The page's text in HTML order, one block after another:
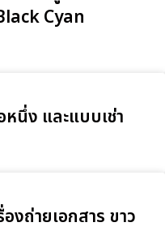
Cyan
นึ่ง และแบบเช่า
งถ่ายเอกสาร ขาว